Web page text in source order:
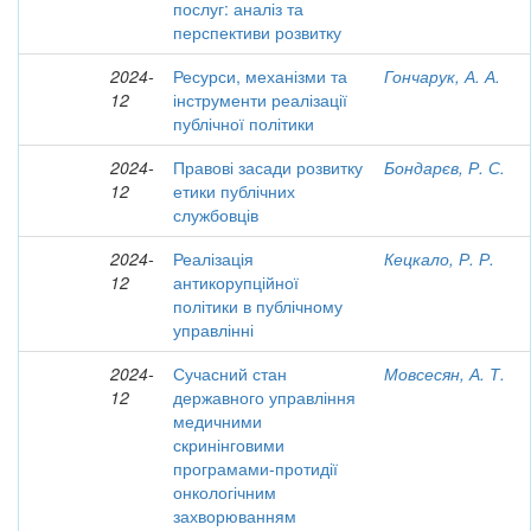
послуг: аналіз та
перспективи розвитку
2024-
12
Ресурси, механізми та
інструменти реалізації
публічної політики
Гончарук, А. А.
2024-
12
Правові засади розвитку
етики публічних
службовців
Бондарєв, Р. С.
2024-
12
Реалізація
антикорупційної
політики в публічному
управлінні
Кецкало, Р. Р.
2024-
12
Сучасний стан
державного управління
медичними
скринінговими
програмами-протидії
онкологічним
захворюванням
Мовсесян, А. Т.